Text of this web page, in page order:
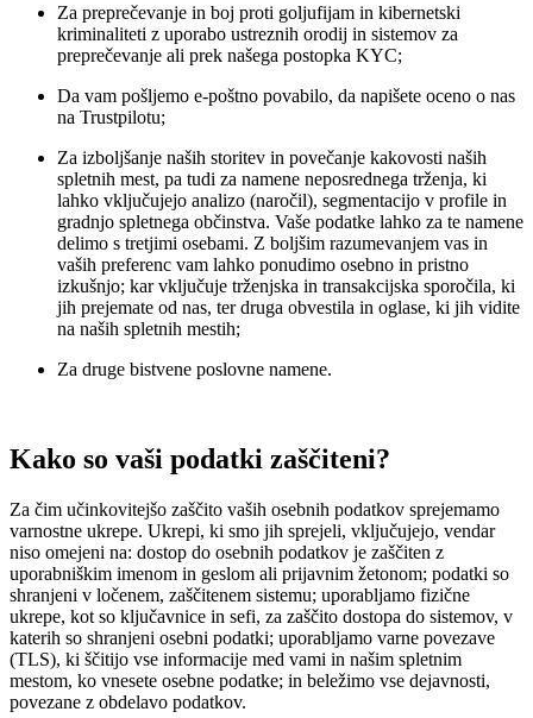
Za preprečevanje in boj proti goljufijam in kibernetski
kriminaliteti z uporabo ustreznih orodij in sistemov za
preprečevanje ali prek našega postopka KYC;
Da vam pošljemo e-poštno povabilo, da napišete oceno o nas
na Trustpilotu;
Za izboljšanje naših storitev in povečanje kakovosti naših
spletnih mest, pa tudi za namene neposrednega trženja, ki
lahko vključujejo analizo (naročil), segmentacijo v profile in
gradnjo spletnega občinstva. Vaše podatke lahko za te namene
delimo s tretjimi osebami. Z boljšim razumevanjem vas in
vaših preferenc vam lahko ponudimo osebno in pristno
izkušnjo; kar vključuje trženjska in transakcijska sporočila, ki
jih prejemate od nas, ter druga obvestila in oglase, ki jih vidite
na naših spletnih mestih;
Za druge bistvene poslovne namene.
Kako so vaši podatki zaščiteni?
Za čim učinkovitejšo zaščito vaših osebnih podatkov sprejemamo
varnostne ukrepe. Ukrepi, ki smo jih sprejeli, vključujejo, vendar
niso omejeni na: dostop do osebnih podatkov je zaščiten z
uporabniškim imenom in geslom ali prijavnim žetonom; podatki so
shranjeni v ločenem, zaščitenem sistemu; uporabljamo fizične
ukrepe, kot so ključavnice in sefi, za zaščito dostopa do sistemov, v
katerih so shranjeni osebni podatki; uporabljamo varne povezave
(TLS), ki ščitijo vse informacije med vami in našim spletnim
mestom, ko vnesete osebne podatke; in beležimo vse dejavnosti,
povezane z obdelavo podatkov.